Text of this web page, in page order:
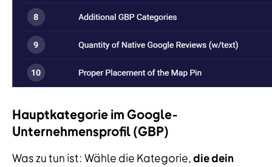
Hauptkategorie im Google-
Unternehmensprofil (GBP)
Was zu tun ist: Wähle die Kategorie,die dein